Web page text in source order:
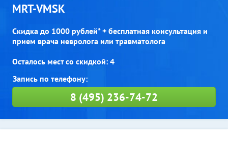
MRT-VMSK
Скидка до 1000 рублей* + бесплатная консультация и
прием врача невролога или травматолога
Осталось мест со скидкой: 4
8 (495) 236-74-72